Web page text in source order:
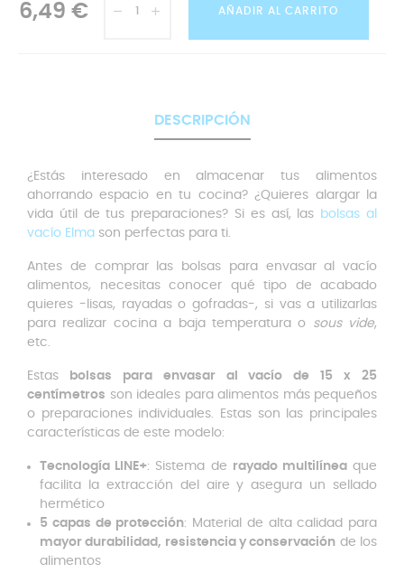
6,49 € AÑADIR AL CARRITO
DESCRIPCIÓN
¿Estás interesado en almacenar tus alimentos
ahorrando espacio en tu cocina? ¿Quieres alargar la
vida útil de tus preparaciones? Si es así, las
bolsas al
vacío Elma son perfectas para ti.
Antes de comprar las bolsas para envasar al vacío
alimentos, necesitas conocer qué tipo de acabado
quieres -lisas, rayadas o gofradas-, si vas a utilizarlas
para realizar cocina a baja temperatura o sous vide,
etc.
Estas bolsas para envasar al vacío de 15 x 25
centímetros son ideales para alimentos más pequeños
o preparaciones individuales. Estas son las principales
características de este modelo:
Tecnología LINE+: Sistema de rayado multilíneaque
facilita la extracción del aire y asegura un sellado
hermético
5 capas de protección: Material de alta calidad para
mayor durabilidad, resistencia y conservación de los
alimentos